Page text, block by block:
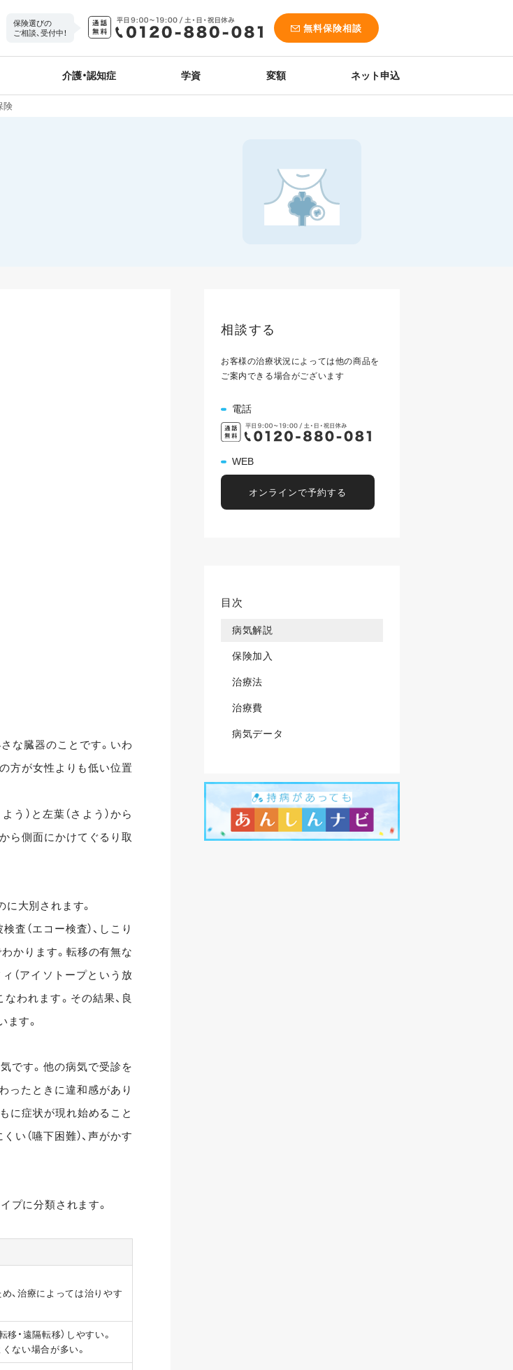
保険選びの
ご相談、受付中！
無料保険相談
介護・認知症 学資 変額 ネット申込
険
さな臓器のことです。いわ
方が女性よりも低い位置
う）と左葉（さよう）から
ら側面にかけてぐるり取
大別されます。
査（エコー検査）、しこり
かります。転移の有無な
（アイソトープという放
われます。その結果、良
ます。
です。他の病気で受診を
ったときに違和感があり
に症状が現れ始めること
い（嚥下困難）、声がかす
プに分類されます。
、治療によっては治りやす
・遠隔転移）しやすい。
ない場合が多い。
相談する
お客様の治療状況によっては他の商品を
ご案内できる場合がございます
電話
WEB
オンラインで予約する
目次
病気解説
保険加入
治療法
治療費
病気データ